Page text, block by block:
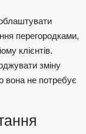
перегородками,
клієнтів.
зміну
вона не потребує